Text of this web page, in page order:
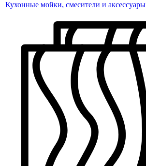
Кухонные мойки, смесители и аксессуары